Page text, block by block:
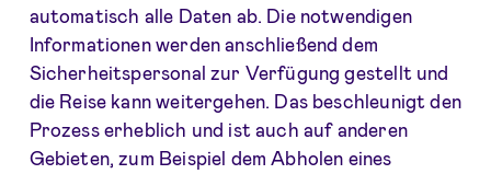
automatisch alle Daten ab. Die notwendigen
Informationen werden anschließend dem
Sicherheitspersonal zur Verfügung gestellt und
die Reise kann weitergehen. Das beschleunigt den
Prozess erheblich und ist auch auf anderen
Gebieten, zum Beispiel dem Abholen eines